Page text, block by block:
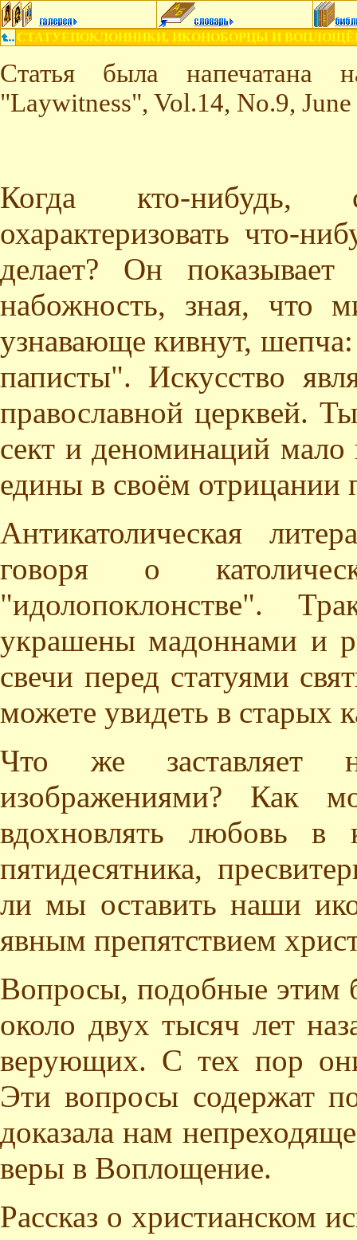
СТАТУЕПОКЛОННИКИ, ИКОНОБОРЦЫ И
Статья была напечатана
"Laywitness", Vol.14, No.9,
Когда кто-
охарактеризовать что-
делает? Он
набожность, зная, что
узнавающе кивнут,
паписты". Искусство
православной церквей.
сект и деноминаций
едины в своём отрицании
Антикатолическая
говоря о
"идолопоклонстве".
украшены мадоннами и
свечи перед статуями
можете увидеть в старых
Что же заставляет
изображениями? Как
вдохновлять любовь в
пятидесятника,
ли мы оставить наши
явным препятствием
Вопросы, подобные этим
около двух тысяч лет
верующих. С тех пор
Эти вопросы содержат
доказала нам
веры в Воплощение.
Рассказ о христианском